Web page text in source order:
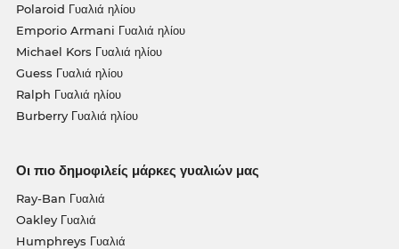
Polaroid Γυαλιά ηλίου
Emporio Armani Γυαλιά ηλίου
Michael Kors Γυαλιά ηλίου
Guess Γυαλιά ηλίου
Ralph Γυαλιά ηλίου
Burberry Γυαλιά ηλίου
Οι πιο δημοφιλείς μάρκες γυαλιών μας
Ray-Ban Γυαλιά
Oakley Γυαλιά
Humphreys Γυαλιά